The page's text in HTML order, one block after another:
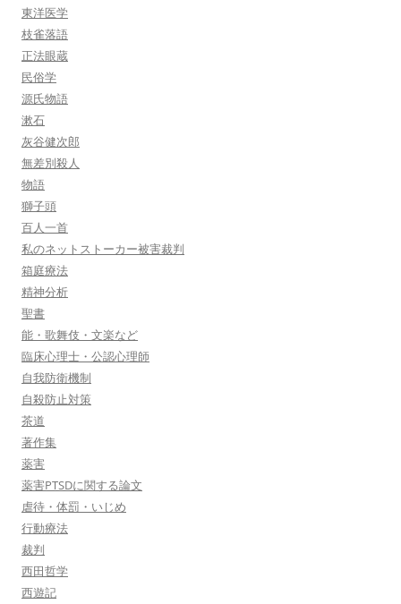
東洋医学
枝雀落語
正法眼蔵
民俗学
源氏物語
漱石
灰谷健次郎
無差別殺人
物語
獅子頭
百人一首
私のネットストーカー被害裁判
箱庭療法
精神分析
聖書
能・歌舞伎・文楽など
臨床心理士・公認心理師
自我防衛機制
自殺防止対策
茶道
著作集
薬害
薬害PTSDに関する論文
虐待・体罰・いじめ
行動療法
裁判
西田哲学
西遊記